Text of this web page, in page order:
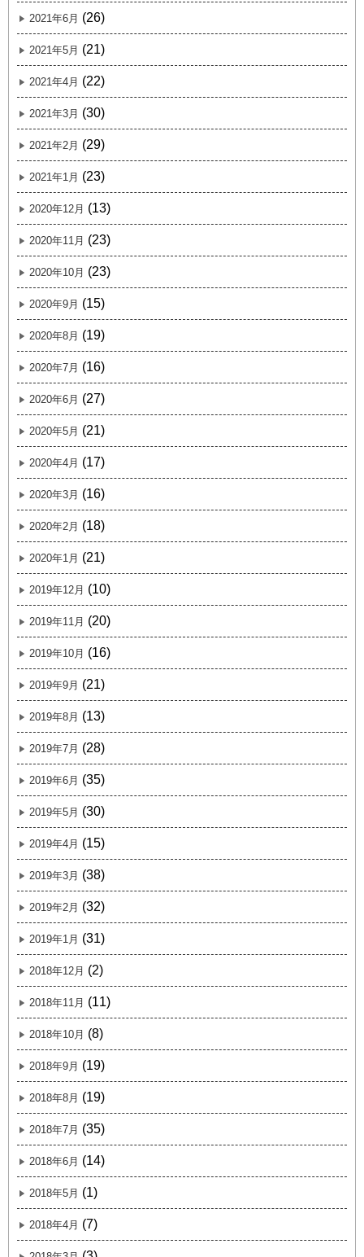
2021年6月 (26)
2021年5月 (21)
2021年4月 (22)
2021年3月 (30)
2021年2月 (29)
2021年1月 (23)
2020年12月 (13)
2020年11月 (23)
2020年10月 (23)
2020年9月 (15)
2020年8月 (19)
2020年7月 (16)
2020年6月 (27)
2020年5月 (21)
2020年4月 (17)
2020年3月 (16)
2020年2月 (18)
2020年1月 (21)
2019年12月 (10)
2019年11月 (20)
2019年10月 (16)
2019年9月 (21)
2019年8月 (13)
2019年7月 (28)
2019年6月 (35)
2019年5月 (30)
2019年4月 (15)
2019年3月 (38)
2019年2月 (32)
2019年1月 (31)
2018年12月 (2)
2018年11月 (11)
2018年10月 (8)
2018年9月 (19)
2018年8月 (19)
2018年7月 (35)
2018年6月 (14)
2018年5月 (1)
2018年4月 (7)